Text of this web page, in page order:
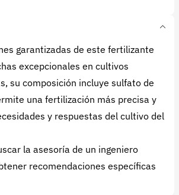
garantizadas de este fertilizante
excepcionales en cultivos
su composición incluye sulfato de
una fertilización más precisa y
y respuestas del cultivo del
la asesoría de un ingeniero
recomendaciones específicas